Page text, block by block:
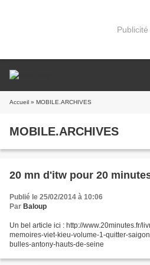
Publicité
Accueil » MOBILE.ARCHIVES
MOBILE.ARCHIVES
20 mn d'itw pour 20
Publié le 25/02/2014 à 10:06
Par Baloup
Un bel article ici : http://www.20minutes.fr/
memoires-viet-kieu-volume-1-quitter-
bulles-antony-hauts-de-seine